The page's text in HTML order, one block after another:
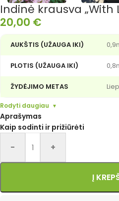
Indinė krausva „With
20,00 €
AUKŠTIS (UŽAUGA IKI)
PLOTIS (UŽAUGA IKI)
ŽYDĖJIMO METAS
Rodyti daugiau
Aprašymas
Kaip sodinti ir prižiūrėti
- +
Į